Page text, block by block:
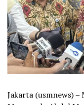
Jakarta (usmnews)